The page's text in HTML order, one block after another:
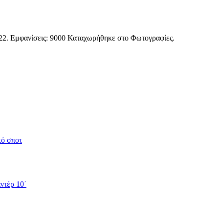
. Εμφανίσεις: 9000 Καταχωρήθηκε στο Φωτογραφίες.
σποτ
10΄